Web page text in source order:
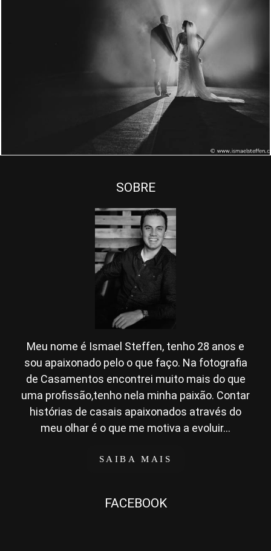
2688 101
SOBRE
Meu nome é Ismael Steffen, tenho 28 anos e
sou apaixonado pelo o que faço. Na fotografia
de Casamentos encontrei muito mais do que
uma profissão,tenho nela minha paixão. Contar
histórias de casais apaixonados através do
meu olhar é o que me motiva a evoluir...
SAIBA MAIS
FACEBOOK